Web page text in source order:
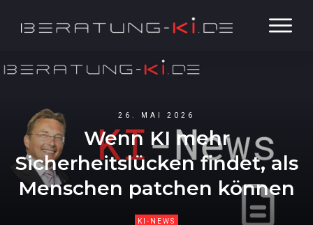
26. MAI 2026
Wenn KI mehr
Sicherheitslücken findet, als
Menschen patchen können
KI-NEWS